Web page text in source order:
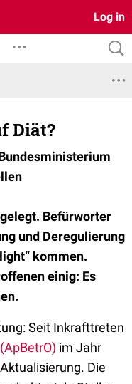
Log in
Diät?
Befürworter
und Deregulierung
kommen.
einig: Es
Seit Inkrafttreten
im Jahr
Die